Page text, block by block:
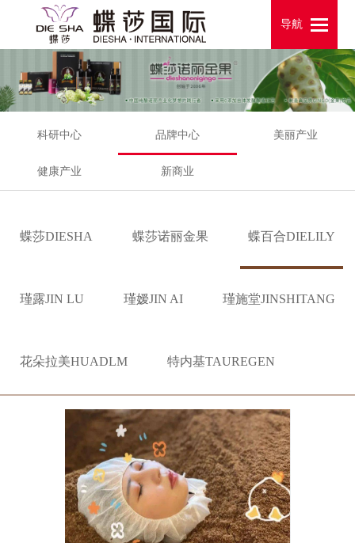
导航
导航
科研中心 品牌中心 美丽产业
健康产业 新商业
蝶莎DIESHA 蝶莎诺丽金果 蝶百合DIELILY
瑾露JIN LU 瑾嫒JIN AI 瑾施堂JINSHITANG
花朵拉美HUADLM 特内基TAUREGEN